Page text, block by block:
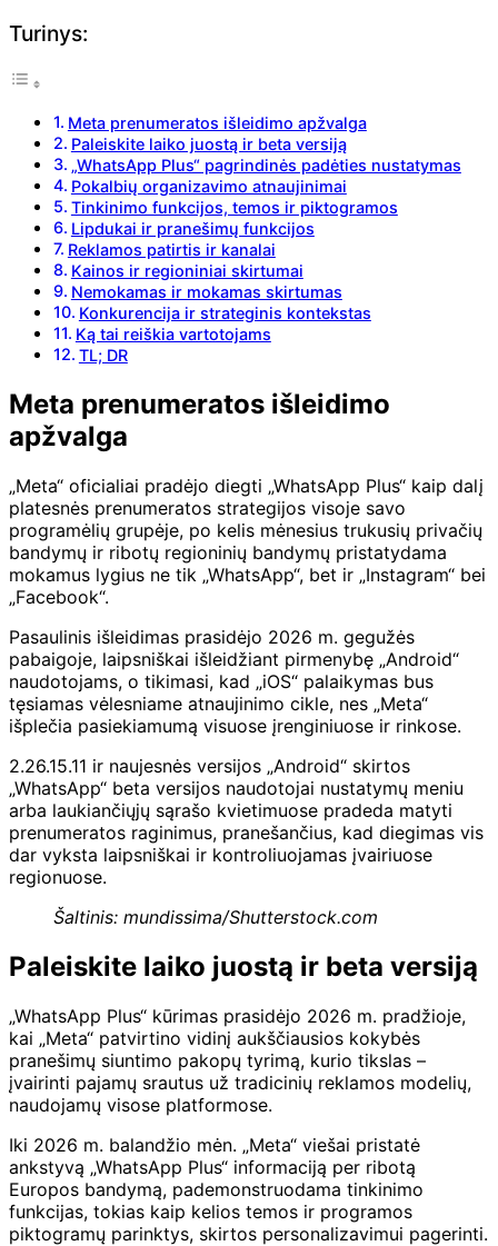
Turinys:
Meta prenumeratos išleidimo apžvalga
Paleiskite laiko juostą ir beta versiją
„WhatsApp Plus“ pagrindinės padėties nustatymas
Pokalbių organizavimo atnaujinimai
Tinkinimo funkcijos, temos ir piktogramos
Lipdukai ir pranešimų funkcijos
Reklamos patirtis ir kanalai
Kainos ir regioniniai skirtumai
Nemokamas ir mokamas skirtumas
Konkurencija ir strateginis kontekstas
Ką tai reiškia vartotojams
TL; DR
Meta prenumeratos išleidimo
apžvalga
„Meta“ oficialiai pradėjo diegti „WhatsApp Plus“ kaip dalį
platesnės prenumeratos strategijos visoje savo
programėlių grupėje, po kelis mėnesius trukusių privačių
bandymų ir ribotų regioninių bandymų pristatydama
mokamus lygius ne tik „WhatsApp“, bet ir „Instagram“ bei
„Facebook“.
Pasaulinis išleidimas prasidėjo 2026 m. gegužės
pabaigoje, laipsniškai išleidžiant pirmenybę „Android“
naudotojams, o tikimasi, kad „iOS“ palaikymas bus
tęsiamas vėlesniame atnaujinimo cikle, nes „Meta“
išplečia pasiekiamumą visuose įrenginiuose ir rinkose.
2.26.15.11 ir naujesnės versijos „Android“ skirtos
„WhatsApp“ beta versijos naudotojai nustatymų meniu
arba laukiančiųjų sąrašo kvietimuose pradeda matyti
prenumeratos raginimus, pranešančius, kad diegimas vis
dar vyksta laipsniškai ir kontroliuojamas įvairiuose
regionuose.
Šaltinis: mundissima/Shutterstock.com
Paleiskite laiko juostą ir beta versiją
„WhatsApp Plus“ kūrimas prasidėjo 2026 m. pradžioje,
kai „Meta“ patvirtino vidinį aukščiausios kokybės
pranešimų siuntimo pakopų tyrimą, kurio tikslas –
įvairinti pajamų srautus už tradicinių reklamos modelių,
naudojamų visose platformose.
Iki 2026 m. balandžio mėn. „Meta“ viešai pristatė
ankstyvą „WhatsApp Plus“ informaciją per ribotą
Europos bandymą, pademonstruodama tinkinimo
funkcijas, tokias kaip kelios temos ir programos
piktogramų parinktys, skirtos personalizavimui pagerinti.